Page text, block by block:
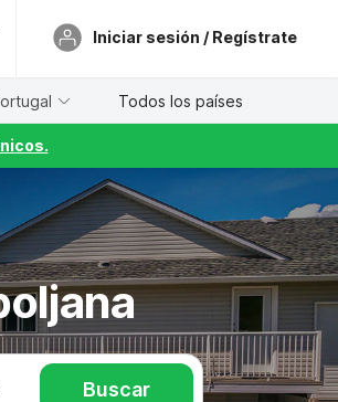
Iniciar sesión / Regístrate
Todos los países
Buscar